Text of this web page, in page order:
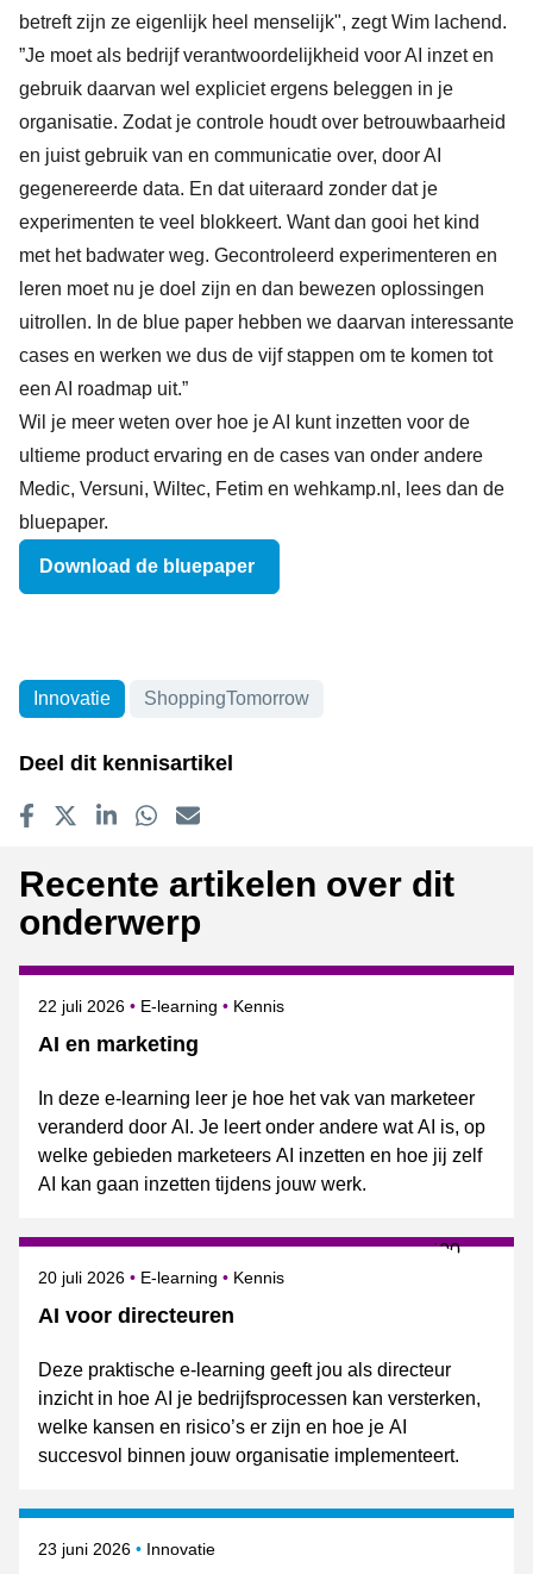
betreft zijn ze eigenlijk heel menselijk", zegt Wim lachend.
”Je moet als bedrijf verantwoordelijkheid voor AI inzet en
gebruik daarvan wel expliciet ergens beleggen in je
organisatie. Zodat je controle houdt over betrouwbaarheid
en juist gebruik van en communicatie over, door AI
gegenereerde data. En dat uiteraard zonder dat je
experimenten te veel blokkeert. Want dan gooi het kind
met het badwater weg. Gecontroleerd experimenteren en
leren moet nu je doel zijn en dan bewezen oplossingen
uitrollen. In de blue paper hebben we daarvan interessante
cases en werken we dus de vijf stappen om te komen tot
een AI roadmap uit.”
Wil je meer weten over hoe je AI kunt inzetten voor de
ultieme product ervaring en de cases van onder andere
Medic, Versuni, Wiltec, Fetim en wehkamp.nl, lees dan de
bluepaper.
Download de bluepaper
Onderwerpen
Innovatie ShoppingTomorrow
Deel dit kennisartikel
Recente artikelen over dit
onderwerp
AI en marketing
Gepubliceerd op
22 juli 2026 E-learning Onderwerpen
Kennis
In deze e-learning leer je hoe het vak van marketeer
veranderd door AI. Je leert onder andere wat AI is, op
welke gebieden marketeers AI inzetten en hoe jij zelf
AI kan gaan inzetten tijdens jouw werk.
AI voor directeuren
Gepubliceerd op
20 juli 2026 E-learning Onderwerpen
Kennis
Deze praktische e-learning geeft jou als directeur
inzicht in hoe AI je bedrijfsprocessen kan versterken,
welke kansen en risico’s er zijn en hoe je AI
succesvol binnen jouw organisatie implementeert.
Gepubliceerd op
23 juni 2026 Onderwerpen
Innovatie